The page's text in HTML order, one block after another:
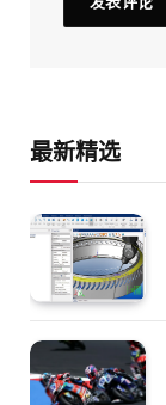
最新精选